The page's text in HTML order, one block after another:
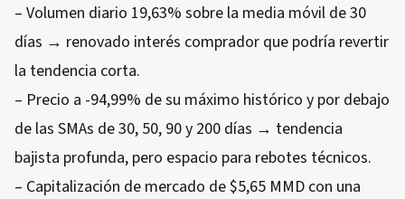
– Volumen diario 19,63% sobre la media móvil de 30
días → renovado interés comprador que podría revertir
la tendencia corta.
– Precio a -94,99% de su máximo histórico y por debajo
de las SMAs de 30, 50, 90 y 200 días → tendencia
bajista profunda, pero espacio para rebotes técnicos.
– Capitalización de mercado de $5,65 MMD con una